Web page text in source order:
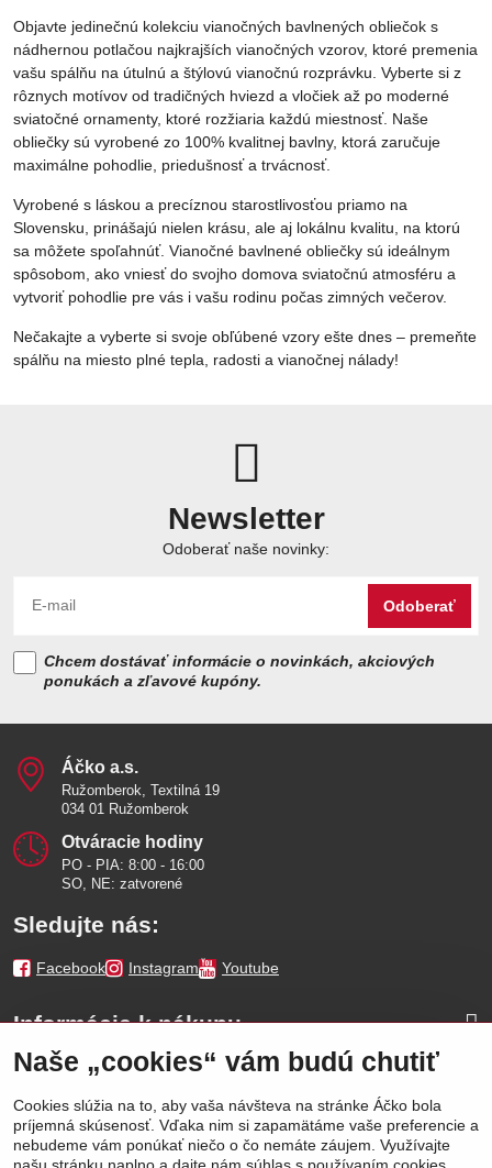
Objavte jedinečnú kolekciu vianočných bavlnených obliečok s
nádhernou potlačou najkrajších vianočných vzorov, ktoré premenia
vašu spálňu na útulnú a štýlovú vianočnú rozprávku. Vyberte si z
rôznych motívov od tradičných hviezd a vločiek až po moderné
sviatočné ornamenty, ktoré rozžiaria každú miestnosť. Naše
obliečky sú vyrobené zo 100% kvalitnej bavlny, ktorá zaručuje
maximálne pohodlie, priedušnosť a trvácnosť.
Vyrobené s láskou a precíznou starostlivosťou priamo na
Slovensku, prinášajú nielen krásu, ale aj lokálnu kvalitu, na ktorú
sa môžete spoľahnúť. Vianočné bavlnené obliečky sú ideálnym
spôsobom, ako vniesť do svojho domova sviatočnú atmosféru a
vytvoriť pohodlie pre vás i vašu rodinu počas zimných večerov.
Nečakajte a vyberte si svoje obľúbené vzory ešte dnes – premeňte
spálňu na miesto plné tepla, radosti a vianočnej nálady!
Newsletter
Odoberať naše novinky:
Odoberať
Chcem dostávať informácie o novinkách, akciových
ponukách a zľavové kupóny.
Áčko a​.s​.
Ružomberok, Textilná 19
034 01 Ružomberok
Otváracie hodiny
PO - PIA: 8:00 - 16:00
SO, NE: zatvorené
Sledujte nás:
Facebook Instagram Youtube
Informácie k nákupu
Naše značky
Výhody
Naše „cookies“ vám budú chutiť
Cookies slúžia na to, aby vaša návšteva na stránke Áčko bola
príjemná skúsenosť. Vďaka nim si zapamätáme vaše preferencie a
nebudeme vám ponúkať niečo o čo nemáte záujem. Využívajte